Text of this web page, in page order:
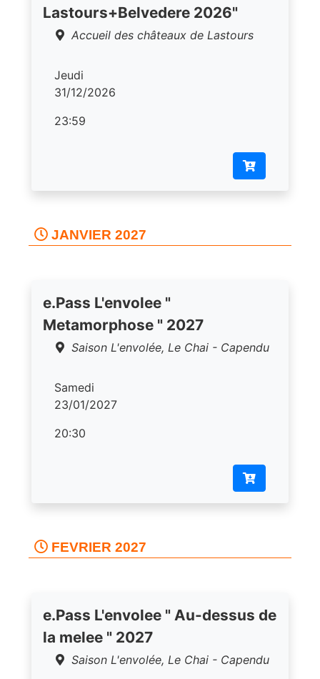
Lastours+Belvedere 2026"
Accueil des châteaux de Lastours
Jeudi
31/12/2026
23:59
JANVIER 2027
e.Pass L'envolee "
Metamorphose " 2027
Saison L'envolée, Le Chai - Capendu
Samedi
23/01/2027
20:30
FEVRIER 2027
e.Pass L'envolee " Au-dessus de
la melee " 2027
Saison L'envolée, Le Chai - Capendu